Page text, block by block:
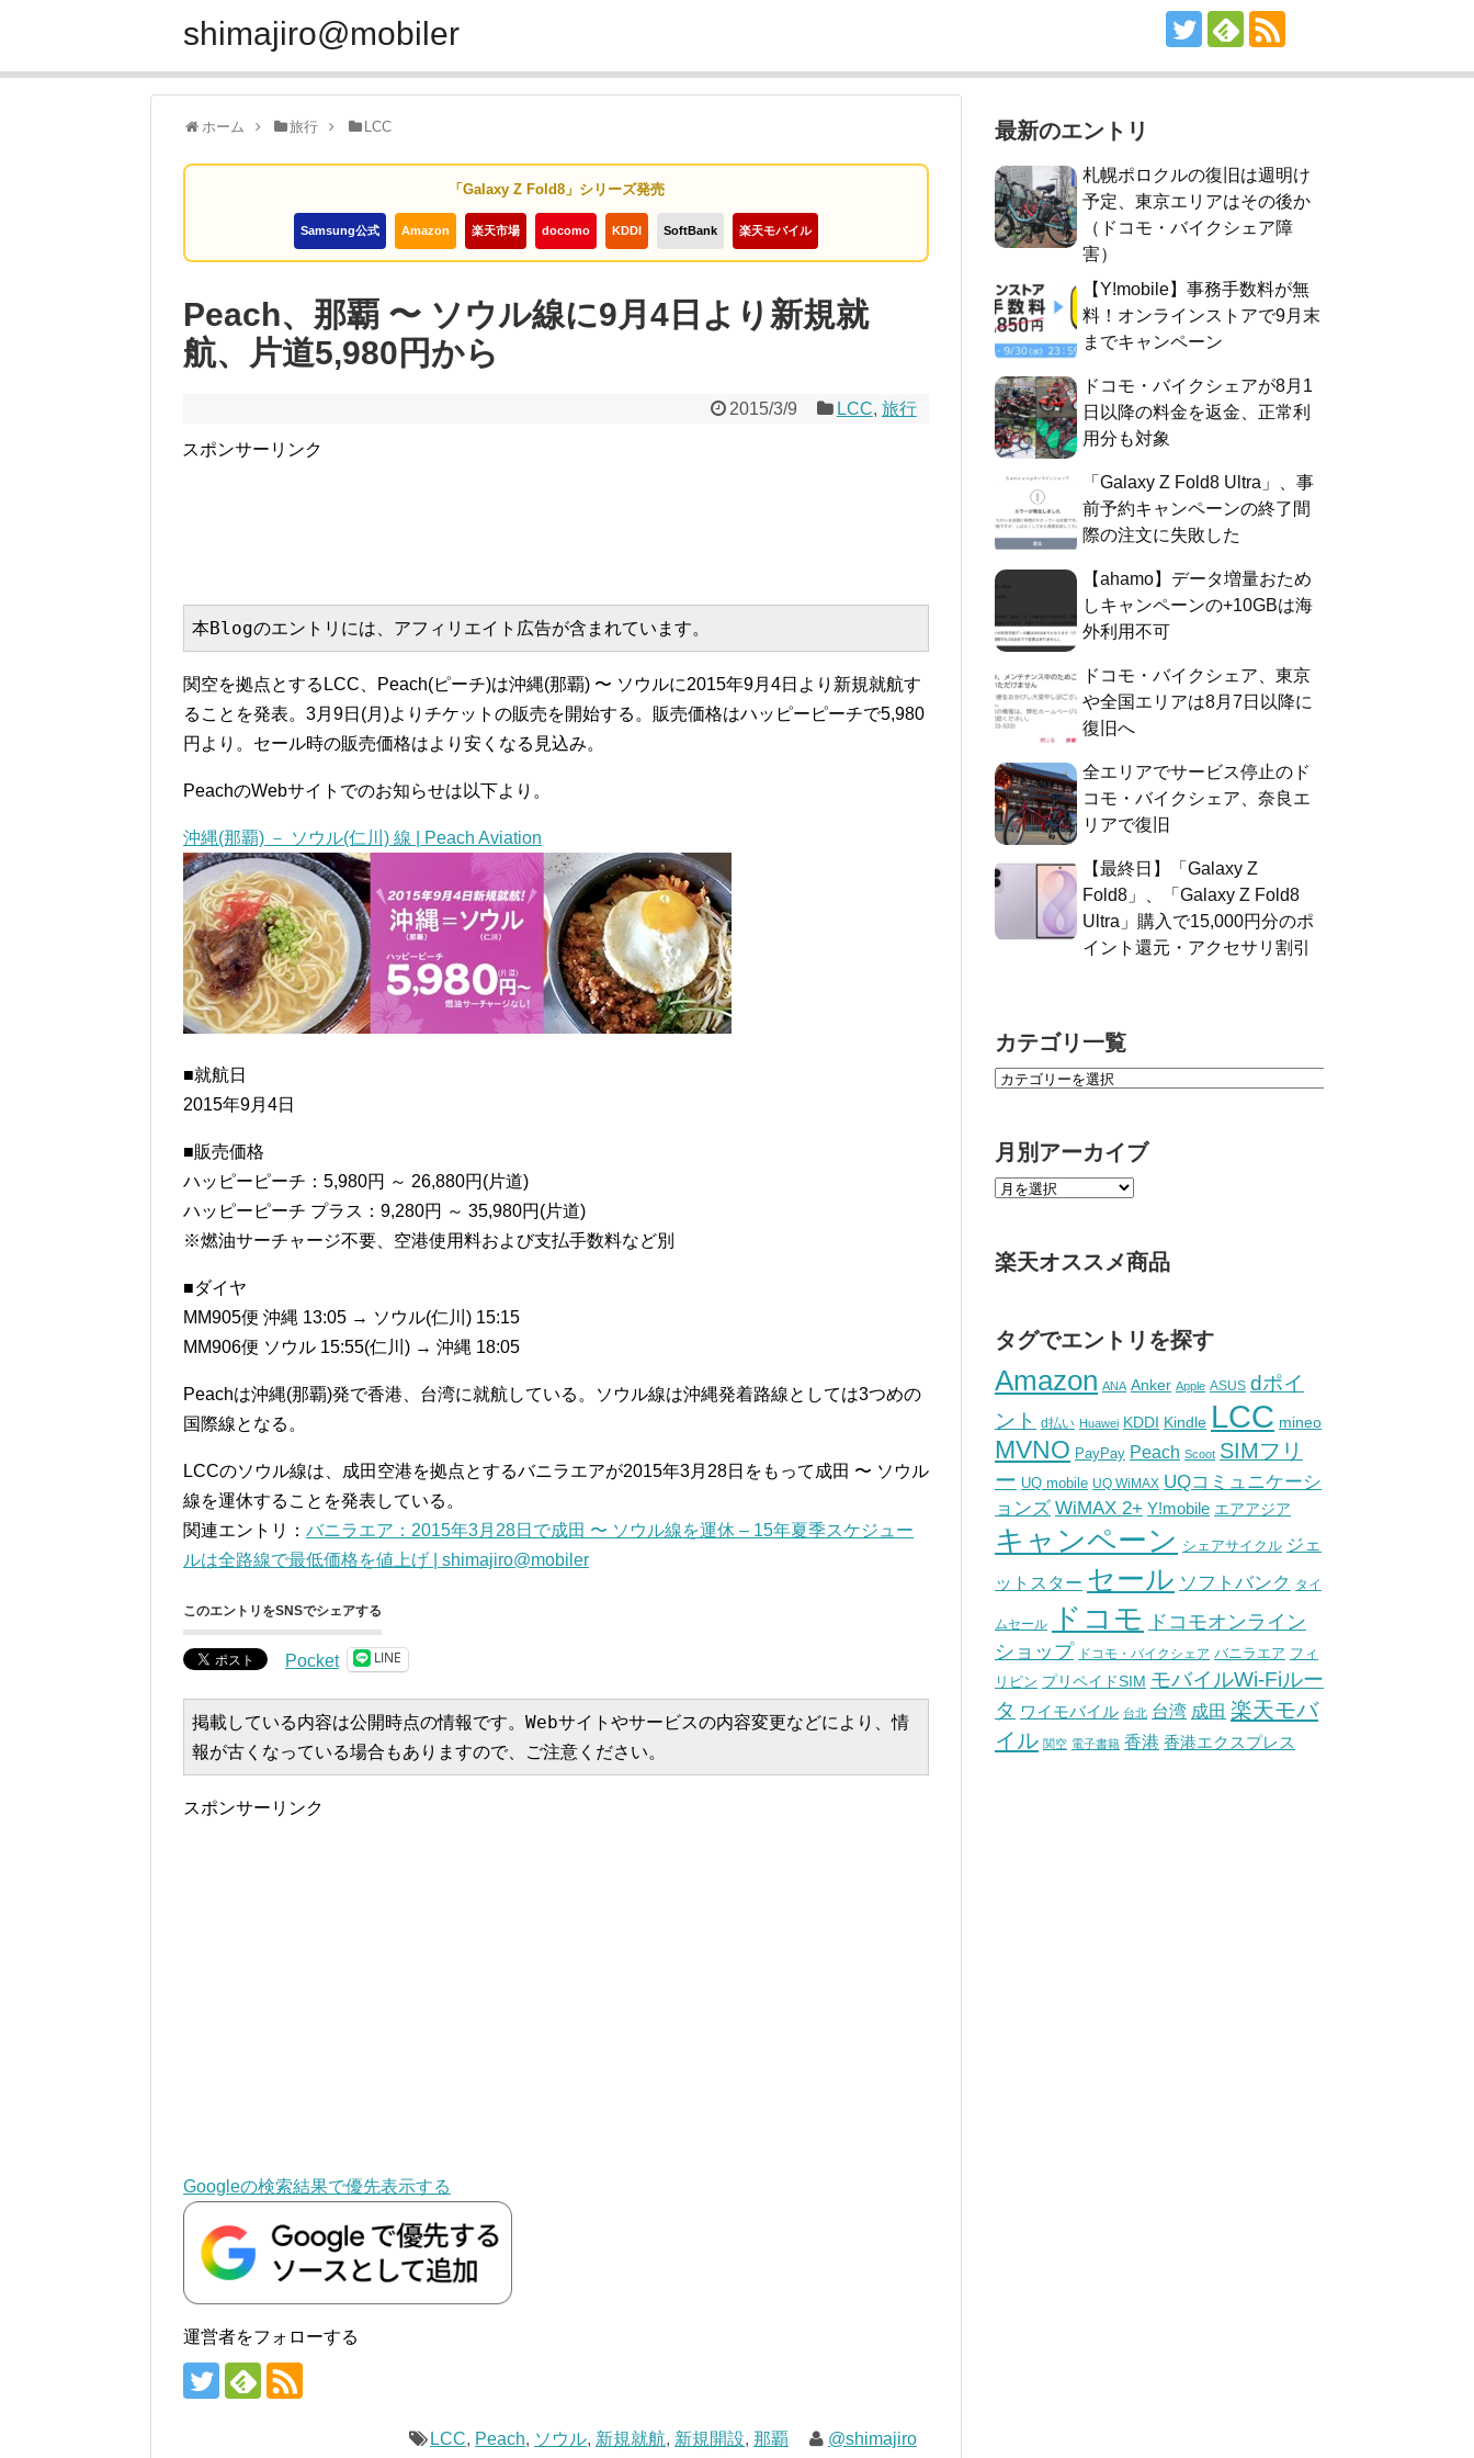
shimajiro@mobiler
ホーム 旅行 LCC
「Galaxy Z Fold8」シリーズ発売
Samsung公式 Amazon 楽天市場 docomo KDDI SoftBank 楽天モバイル
Peach、那覇 〜 ソウル線に9月4日より新規就
航、片道5,980円から
2015/3/9 LCC, 旅行
スポンサーリンク
本Blogのエントリには、アフィリエイト広告が含まれています。
関空を拠点とするLCC、Peach(ピーチ)は沖縄(那覇) 〜 ソウルに2015年9月4日より新規就航す
ることを発表。3月9日(月)よりチケットの販売を開始する。販売価格はハッピーピーチで5,980
円より。セール時の販売価格はより安くなる見込み。
PeachのWebサイトでのお知らせは以下より。
沖縄(那覇) － ソウル(仁川) 線 | Peach Aviation
■就航日
2015年9月4日
■販売価格
ハッピーピーチ：5,980円 ～ 26,880円(片道)
ハッピーピーチ プラス：9,280円 ～ 35,980円(片道)
※燃油サーチャージ不要、空港使用料および支払手数料など別
■ダイヤ
MM905便 沖縄 13:05 → ソウル(仁川) 15:15
MM906便 ソウル 15:55(仁川) → 沖縄 18:05
Peachは沖縄(那覇)発で香港、台湾に就航している。ソウル線は沖縄発着路線としては3つめの
国際線となる。
LCCのソウル線は、成田空港を拠点とするバニラエアが2015年3月28日をもって成田 〜 ソウル
線を運休することを発表している。
関連エントリ： バニラエア：2015年3月28日で成田 〜 ソウル線を運休 – 15年夏季スケジュー
ルは全路線で最低価格を値上げ | shimajiro@mobiler
このエントリをSNSでシェアする
Pocket LINE
掲載している内容は公開時点の情報です。Webサイトやサービスの内容変更などにより、情
報が古くなっている場合もありますので、ご注意ください。
スポンサーリンク
Googleの検索結果で優先表示する
運営者をフォローする
LCC, Peach, ソウル, 新規就航, 新規開設,那覇 @shimajiro
最新のエントリ
札幌ポロクルの復旧は週明け
予定、東京エリアはその後か
（ドコモ・バイクシェア障
害）
【Y!mobile】事務手数料が無
料！オンラインストアで9月末
までキャンペーン
ドコモ・バイクシェアが8月1
日以降の料金を返金、正常利
用分も対象
「Galaxy Z Fold8 Ultra」、事
前予約キャンペーンの終了間
際の注文に失敗した
【ahamo】データ増量おため
しキャンペーンの+10GBは海
外利用不可
ドコモ・バイクシェア、東京
や全国エリアは8月7日以降に
復旧へ
全エリアでサービス停止のド
コモ・バイクシェア、奈良エ
リアで復旧
【最終日】「Galaxy Z
Fold8」、「Galaxy Z Fold8
Ultra」購入で15,000円分のポ
イント還元・アクセサリ割引
カテゴリ一覧
月別アーカイブ
楽天オススメ商品
タグでエントリを探す
Amazon ANA Anker Apple ASUS dポイ
ント
d払い Huawei KDDI Kindle LCC mineo
MVNO PayPay Peach Scoot SIMフリ
ー UQ mobile UQ WiMAX UQコミュニケーシ
ョンズ WiMAX 2+ Y!mobile エアアジア
キャンペーン シェアサイクル ジェ
ットスター セール ソフトバンク タイ
ムセール ドコモ
ドコモオンライン
ショップ ドコモ・バイクシェア バニラエア フィ
リピン プリペイドSIM モバイルWi-Fiルー
タ ワイモバイル 台北 台湾 成田 楽天モバ
イル 関空 電子書籍 香港 香港エクスプレス